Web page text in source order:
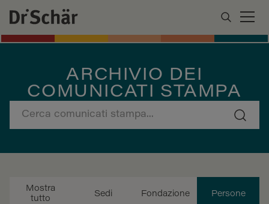
ARCHIVIO DEI
COMUNICATI STAMPA
Mostra
tutto
Sedi Fondazione Persone